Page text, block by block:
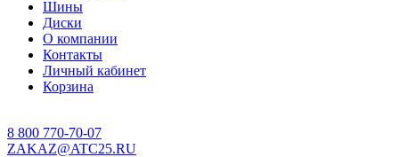
Шины
Диски
О компании
Контакты
Личный кабинет
Корзина
8 800 770-70-07
ZAKAZ@ATC25.RU